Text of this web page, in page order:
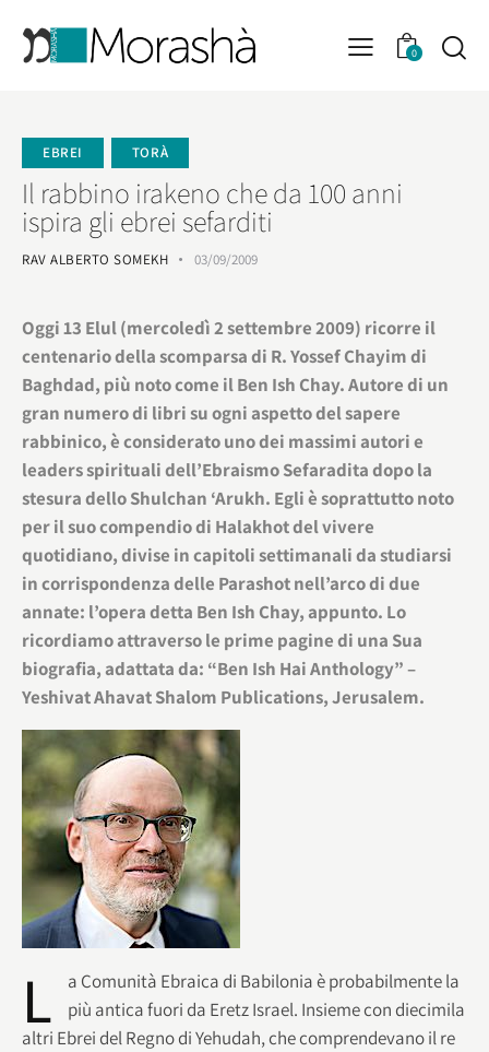
0
EBREI TORÀ
Il rabbino irakeno che da 100 anni
ispira gli ebrei sefarditi
RAV ALBERTO SOMEKH 03/09/2009
Oggi 13 Elul (mercoledì 2 settembre 2009) ricorre il
centenario della scomparsa di R. Yossef Chayim di
Baghdad, più noto come il Ben Ish Chay. Autore di un
gran numero di libri su ogni aspetto del sapere
rabbinico, è considerato uno dei massimi autori e
leaders spirituali dell’Ebraismo Sefaradita dopo la
stesura dello Shulchan ‘Arukh. Egli è soprattutto noto
per il suo compendio di Halakhot del vivere
quotidiano, divise in capitoli settimanali da studiarsi
in corrispondenza delle Parashot nell’arco di due
annate: l’opera detta Ben Ish Chay, appunto. Lo
ricordiamo attraverso le prime pagine di una Sua
biografia, adattata da: “Ben Ish Hai Anthology” –
Yeshivat Ahavat Shalom Publications, Jerusalem.
L
a Comunità Ebraica di Babilonia è probabilmente la
più antica fuori da Eretz Israel. Insieme con diecimila
altri Ebrei del Regno di Yehudah, che comprendevano il re